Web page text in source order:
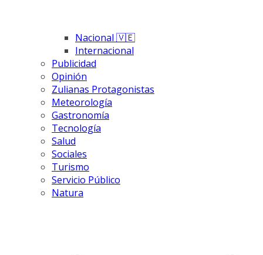
Nacional 🇻🇪
Internacional
Publicidad
Opinión
Zulianas Protagonistas
Meteorología
Gastronomía
Tecnología
Salud
Sociales
Turismo
Servicio Público
Natura